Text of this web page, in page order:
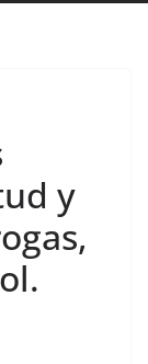
y